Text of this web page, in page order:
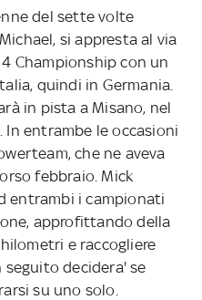
del sette volte
si appresta al via
Championship con un
quindi in Germania.
in pista a Misano, nel
In entrambe le occasioni
che ne aveva
febbraio. Mick
entrambi i campionati
approfittando della
e raccogliere
seguito decidera' se
su uno solo.